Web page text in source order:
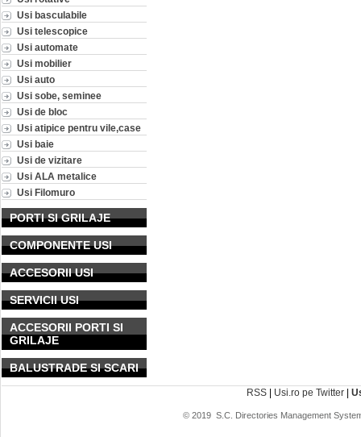
Usi basculabile
Usi telescopice
Usi automate
Usi mobilier
Usi auto
Usi sobe, seminee
Usi de bloc
Usi atipice pentru vile,case
Usi baie
Usi de vizitare
Usi ALA metalice
Usi Filomuro
PORTI SI GRILAJE
COMPONENTE USI
ACCESORII USI
SERVICII USI
ACCESORII PORTI SI
GRILAJE
BALUSTRADE SI SCARI
RSS | Usi.ro pe Twitter |
© 2019 S.C. Directories Management